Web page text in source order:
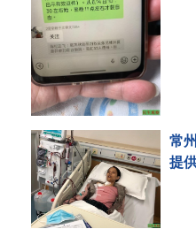
常
提